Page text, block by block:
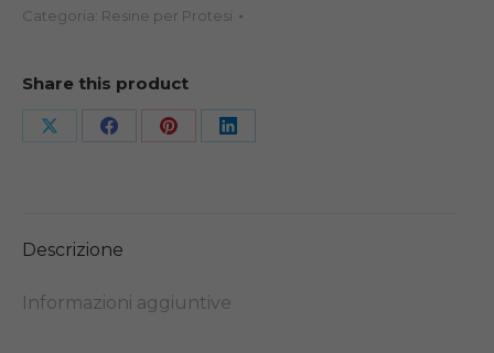
V
quantità
Categoria: Resine per Protesi
Share this product
Share
Share Share Share
Descrizione
Informazioni aggiuntive